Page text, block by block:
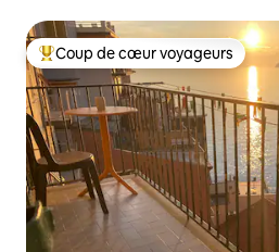
Coups de cœur voyageurs les
Coup de cœur voyageurs